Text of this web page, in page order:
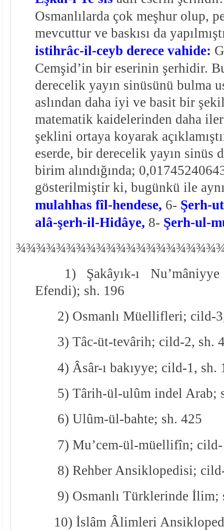
Osmanlılarda çok meşhur olup,
mevcuttur ve baskısı da
istihrâc-il-ceyb derece vahide:
Cemşid’in bir eserinin şerhidir.
derecelik yayın sinüsünü bulma
aslından daha iyi ve basit bir
matematik kaidelerinden daha
şeklini ortaya koyarak
eserde, bir derecelik yayın sinüs
birim alındığında;
gösterilmiştir ki, bugünkü ile
mulahhas fîl-hendese, 6- Şerh-
alâ-şerh-il-Hidâye, 8- Şerh-ul-
¾¾
1) Şakâyık-ı
Efendi); sh. 196
2) Osmanlı Müellifleri; cild-
3) Tâc-üt-tevârih; cild-2, sh.
4) Âsâr-ı bakıyye; cild-1, sh.
5) Târih-ül-ulûm indel Arab;
6) Ulûm-ül-bahte; sh. 425
7) Mu’cem-ül-müellifîn; cild-
8) Rehber Ansiklopedisi;
9) Osmanlı Türklerinde İlim;
10) İslâm Âlimleri